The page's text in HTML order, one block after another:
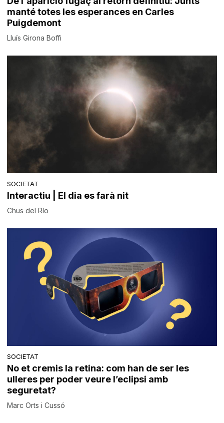
manté totes les esperances en Carles
Puigdemont
Lluís Girona Boffi
SOCIETAT
Interactiu | El dia es farà nit
Chus del Río
SOCIETAT
No et cremis la retina: com han de ser les
ulleres per poder veure l’eclipsi amb
seguretat?
Marc Orts i Cussó